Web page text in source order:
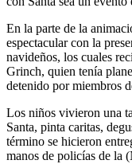
En la parte de la
espectacular con la
navideños, los cuales
Grinch, quien tenía
detenido por miembros
Los niños vivieron una
Santa, pinta caritas,
término se hicieron
manos de policías de la